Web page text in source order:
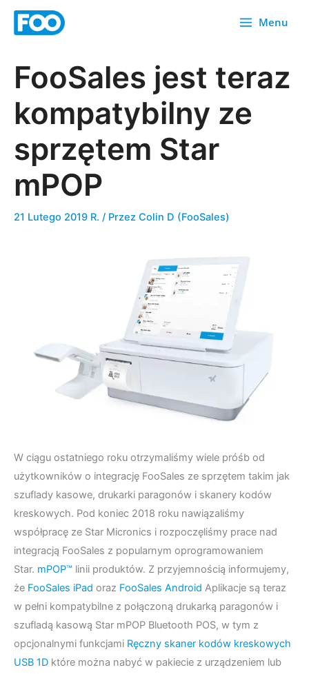
Przejdź
Menu
FooSales jest teraz
kompatybilny ze
sprzętem Star
mPOP
21 Lutego 2019 R. / Przez Colin D (FooSales)
W ciągu ostatniego roku otrzymaliśmy wiele próśb od
użytkowników o integrację FooSales ze sprzętem takim jak
szuflady kasowe, drukarki paragonów i skanery kodów
kreskowych. Pod koniec 2018 roku nawiązaliśmy
współpracę ze Star Micronics i rozpoczęliśmy prace nad
integracją FooSales z popularnym oprogramowaniem
Star. mPOP™ linii produktów. Z przyjemnością informujemy,
że FooSales iPad oraz FooSales Android Aplikacje są teraz
w pełni kompatybilne z połączoną drukarką paragonów i
szufladą kasową Star mPOP Bluetooth POS, w tym z
opcjonalnymi funkcjami Ręczny skaner kodów kreskowych
USB 1D które można nabyć w pakiecie z urządzeniem lub